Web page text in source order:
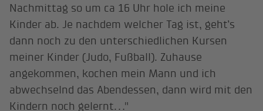
Nachmittag so um ca 16 Uhr hole ich meine
Kinder ab. Je nachdem welcher Tag ist, geht’s
dann noch zu den unterschiedlichen Kursen
meiner Kinder (Judo, Fußball). Zuhause
angekommen, kochen mein Mann und ich
abwechselnd das Abendessen, dann wird mit den
Kindern noch gelernt…"